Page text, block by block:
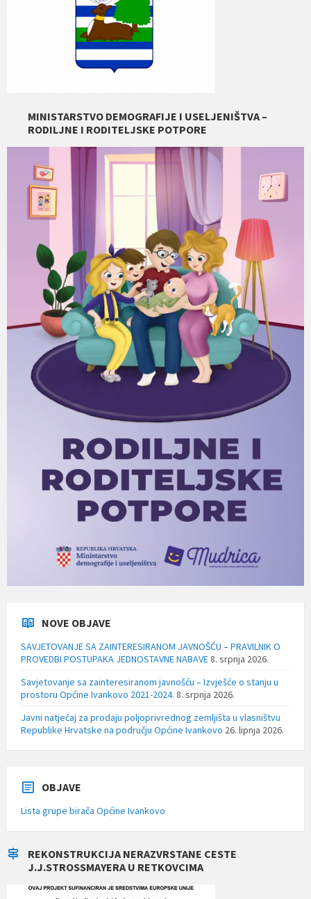
MINISTARSTVO DEMOGRAFIJE I USELJENIŠTVA –
RODILJNE I RODITELJSKE POTPORE
NOVE OBJAVE
SAVJETOVANJE SA ZAINTERESIRANOM JAVNOŠĆU – PRAVILNIK O
PROVEDBI POSTUPAKA JEDNOSTAVNE NABAVE8. srpnja 2026.
Savjetovanje sa zainteresiranom javnošću – Izvješće o stanju u
prostoru Općine Ivankovo 2021-2024. 8. srpnja 2026.
Javni natječaj za prodaju poljoprivrednog zemljišta u vlasništvu
Republike Hrvatske na području Općine Ivankovo 26. lipnja 2026.
OBJAVE
Lista grupe birača Općine Ivankovo
REKONSTRUKCIJA NERAZVRSTANE CESTE
J.J.STROSSMAYERA U RETKOVCIMA